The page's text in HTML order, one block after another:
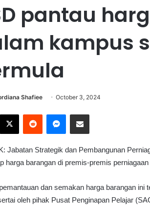
pantau
kampus
Shafiee October 3, 2024
Jabatan Strategik dan Pembangunan
harga barangan di premis-premis
dan semakan harga barangan ini
oleh pihak Pusat Penginapan Pelajar